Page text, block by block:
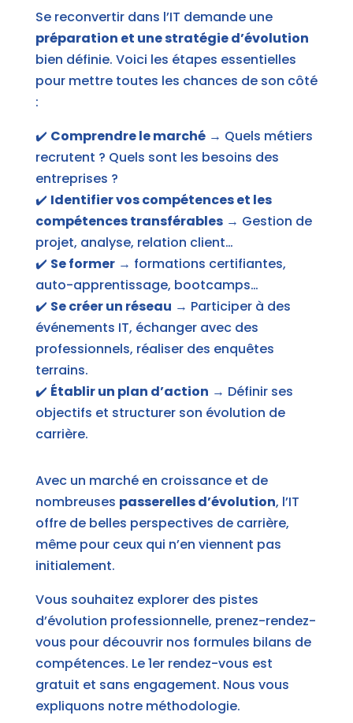
Se reconvertir dans l’IT demande une
préparation et une stratégie d’évolution
bien définie. Voici les étapes essentielles
pour mettre toutes les chances de son côté
:
✔️ Comprendre le marché→ Quels métiers
recrutent ? Quels sont les besoins des
entreprises ?
✔️ Identifier vos compétences et les
compétences transférables→ Gestion de
projet, analyse, relation client…
✔️ Se former→ formations certifiantes,
auto-apprentissage, bootcamps…
✔️ Se créer un réseau → Participer à des
événements IT, échanger avec des
professionnels, réaliser des enquêtes
terrains.
✔️ Établir un plan d’action → Définir ses
objectifs et structurer son évolution de
carrière.
Avec un marché en croissance et de
nombreuses passerelles d’évolution, l’IT
offre de belles perspectives de carrière,
même pour ceux qui n’en viennent pas
initialement.
Vous souhaitez explorer des pistes
d’évolution professionnelle, prenez-rendez-
vous pour découvrir nos formules bilans de
compétences. Le 1er rendez-vous est
gratuit et sans engagement. Nous vous
expliquons notre méthodologie.